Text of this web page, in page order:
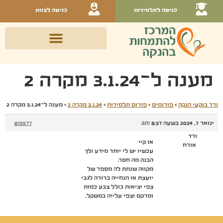
כניסה לתלמידות כניסה לצוות
מענה ל־3.1.24 מקרה 2
ורד בוקעי הנקה › פורומים › פורום תלמידות › 3.1.24 מקרה 2 › מענה ל־3.1.24 מקרה 2
ינואר 7, 2024 בשעה 8:37 am #15577
ורד
אורח
או קיי
עכשיו יש לי יותר מידע ולך
הבנה מה חסר.
מקווה שנתת לה מספר של
יועצת או הנחייה ברורה לגבי
צפי יציאות כולל צבע כמות
ומרקם וצפי עלייה במשקל.